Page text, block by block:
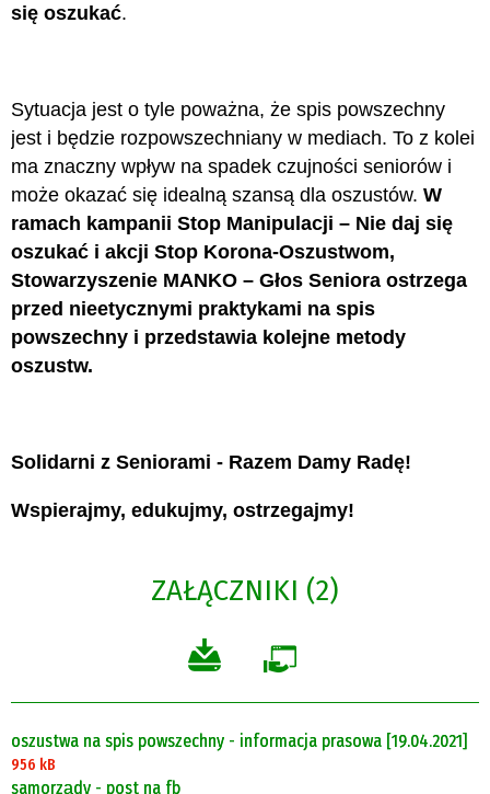
się oszukać.
Sytuacja jest o tyle poważna, że spis powszechny
jest i będzie rozpowszechniany w mediach. To z kolei
ma znaczny wpływ na spadek czujności seniorów i
może okazać się idealną szansą dla oszustów. W
ramach kampanii Stop Manipulacji – Nie daj się
oszukać i akcji Stop Korona-Oszustwom,
Stowarzyszenie MANKO – Głos Seniora ostrzega
przed nieetycznymi praktykami na spis
powszechny i przedstawia kolejne metody
oszustw.
Solidarni z Seniorami - Razem Damy Radę!
Wspierajmy, edukujmy, ostrzegajmy!
ZAŁĄCZNIKI (2)
oszustwa na spis powszechny - informacja prasowa [19.04.2021]
956 kB
samorządy - post na fb